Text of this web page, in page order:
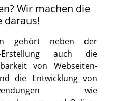
Wir machen die
daraus!
gehört neben der
Erstellung auch die
von Webseiten-
die Entwicklung von
wie